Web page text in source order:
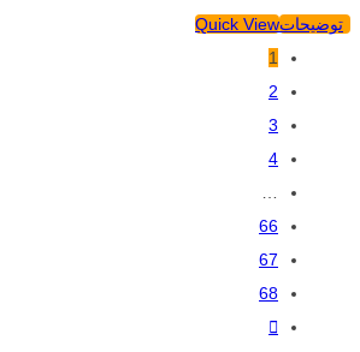
توضیحاتQuick View
1
2
3
4
66
67
68